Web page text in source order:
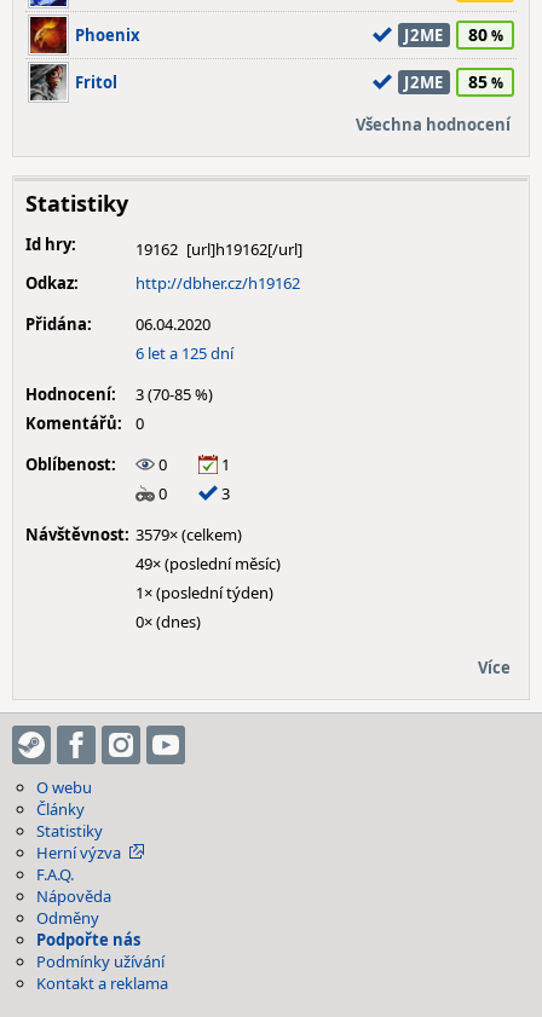
Phoenix J2ME 80
Fritol J2ME 85
Všechna hodnocení
Statistiky
Id hry:
19162
Odkaz:
http://dbher.cz/h19162
Přidána:
06.04.2020
6 let a 125 dní
Hodnocení:
3 (70-85 %)
Komentářů:
0
Oblíbenost:
0
1
0
3
Návštěvnost: 3579× (celkem)
49× (poslední měsíc)
1× (poslední týden)
0× (dnes)
Více
O webu
Články
Statistiky
Herní výzva
F.A.Q.
Nápověda
Odměny
Podpořte nás
Podmínky užívání
Kontakt a reklama